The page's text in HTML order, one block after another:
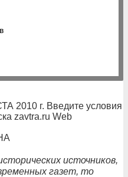
2010 г. Введите условия
zavtra.ru Web
источников,
газет, то